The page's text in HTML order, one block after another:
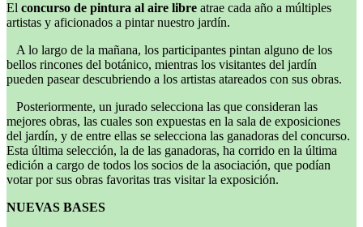
El concurso de pintura al aire libre atrae cada año a múltiples
artistas y aficionados a pintar nuestro jardín.
A lo largo de la mañana, los participantes pintan alguno de los
bellos rincones del botánico, mientras los visitantes del jardín
pueden pasear descubriendo a los artistas atareados con sus obras.
Posteriormente, un jurado selecciona las que consideran las
mejores obras, las cuales son expuestas en la sala de exposiciones
del jardín, y de entre ellas se selecciona las ganadoras del concurso.
Esta última selección, la de las ganadoras, ha corrido en la última
edición a cargo de todos los socios de la asociación, que podían
votar por sus obras favoritas tras visitar la exposición.
NUEVAS BASES